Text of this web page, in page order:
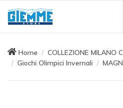
Home
COLLEZIONE MILANO
Giochi Olimpici Invernali